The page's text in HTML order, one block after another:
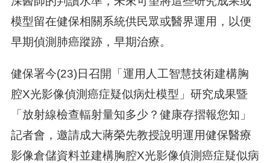
模型留在健保相關系統供民眾或醫界運用，以便
早期偵測肺癌蹤跡，早期治療。
健保署今(23)日召開「運用人工智慧技術建構胸
腔X光影像偵測癌症疑似病灶模型」研究成果暨
「放射線檢查輻射量知多少？健康存摺報您知」
記者會，邀請成大蔣榮先教授說明運用健保醫療
影像倉儲資料並建構胸腔X光影像偵測癌症疑似病